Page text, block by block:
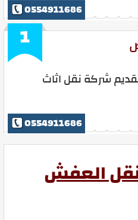
0554911686
1
شركة نقل اثاث
0554911686
العفش